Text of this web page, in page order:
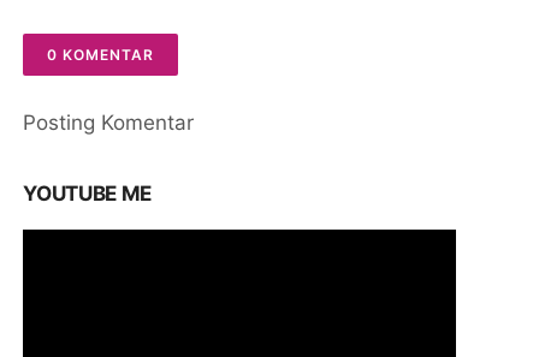
0 KOMENTAR
Posting Komentar
YOUTUBE ME